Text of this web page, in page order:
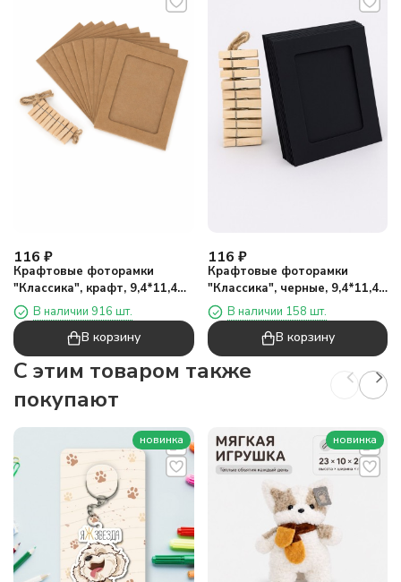
116 ₽
Крафтовые фоторамки
"Классика", крафт, 9,4*11,4
см В наличии 916 шт.
В корзину
116 ₽
Крафтовые фоторамки
"Классика", черные, 9,4*11,4
см В наличии 158 шт.
В корзину
C этим товаром также
покупают
новинка новинка